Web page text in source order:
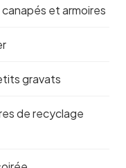
et armoires
gravats
de recyclage